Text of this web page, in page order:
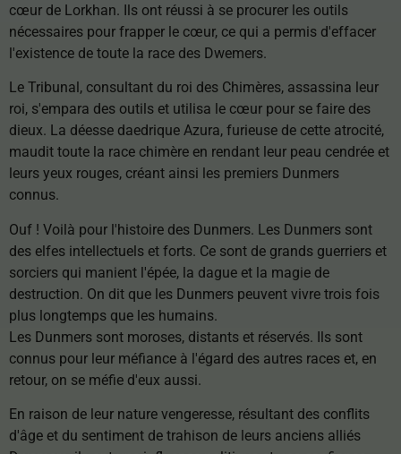
cœur de Lorkhan. Ils ont réussi à se procurer les outils
nécessaires pour frapper le cœur, ce qui a permis d'effacer
l'existence de toute la race des Dwemers.
Le Tribunal, consultant du roi des Chimères, assassina leur
roi, s'empara des outils et utilisa le cœur pour se faire des
dieux. La déesse daedrique Azura, furieuse de cette atrocité,
maudit toute la race chimère en rendant leur peau cendrée et
leurs yeux rouges, créant ainsi les premiers Dunmers
connus.
Ouf ! Voilà pour l'histoire des Dunmers. Les Dunmers sont
des elfes intellectuels et forts. Ce sont de grands guerriers et
sorciers qui manient l'épée, la dague et la magie de
destruction. On dit que les Dunmers peuvent vivre trois fois
plus longtemps que les humains.
Les Dunmers sont moroses, distants et réservés. Ils sont
connus pour leur méfiance à l'égard des autres races et, en
retour, on se méfie d'eux aussi.
En raison de leur nature vengeresse, résultant des conflits
d'âge et du sentiment de trahison de leurs anciens alliés